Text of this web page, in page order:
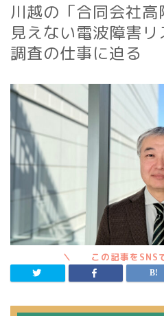
川越の「合同会社高
見えない電波障害
調査の仕事に迫る